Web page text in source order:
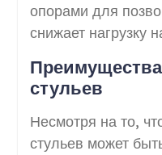
опорами для
снижает нагрузку
стульев
Несмотря на то,
стульев может